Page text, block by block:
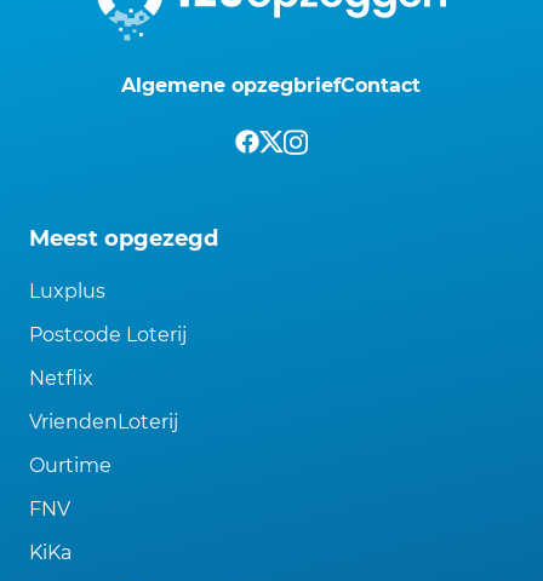
Algemene opzegbriefContact
Meest opgezegd
Luxplus
Postcode Loterij
Netflix
VriendenLoterij
Ourtime
FNV
KiKa